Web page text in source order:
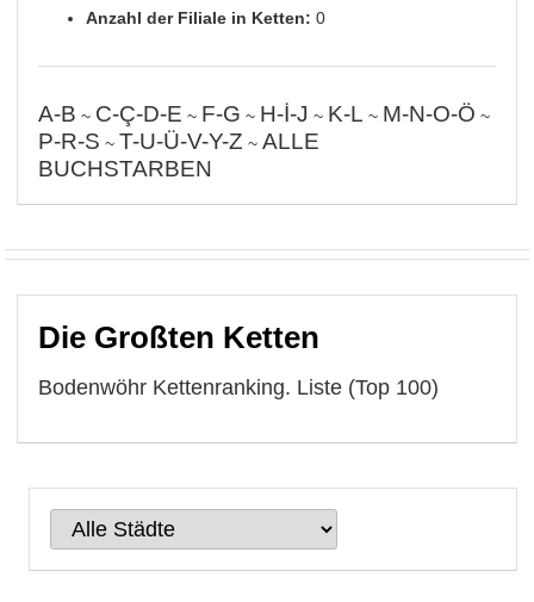
Anzahl der Filiale in Ketten: 0
A-B ~ C-Ç-D-E ~ F-G ~ H-İ-J ~ K-L ~ M-N-O-Ö ~
P-R-S ~ T-U-Ü-V-Y-Z ~ALLE
BUCHSTARBEN
Die Großten Ketten
Bodenwöhr Kettenranking. Liste (Top 100)